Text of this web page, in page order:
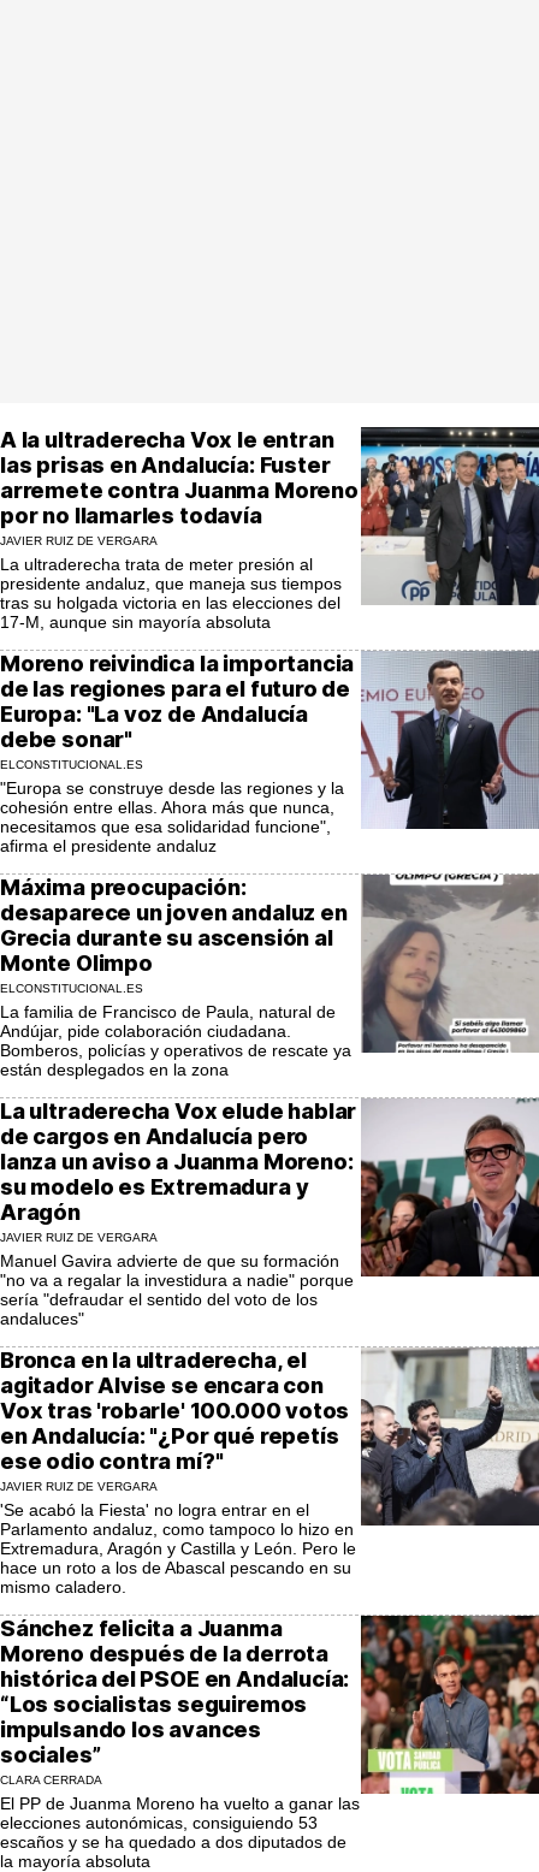
A la ultraderecha Vox le entran
las prisas en Andalucía: Fuster
arremete contra Juanma Moreno
por no llamarles todavía
JAVIER RUIZ DE VERGARA
La ultraderecha trata de meter presión al
presidente andaluz, que maneja sus tiempos
tras su holgada victoria en las elecciones del
17-M, aunque sin mayoría absoluta
Moreno reivindica la importancia
de las regiones para el futuro de
Europa: "La voz de Andalucía
debe sonar"
ELCONSTITUCIONAL.ES
"Europa se construye desde las regiones y la
cohesión entre ellas. Ahora más que nunca,
necesitamos que esa solidaridad funcione",
afirma el presidente andaluz
Máxima preocupación:
desaparece un joven andaluz en
Grecia durante su ascensión al
Monte Olimpo
ELCONSTITUCIONAL.ES
La familia de Francisco de Paula, natural de
Andújar, pide colaboración ciudadana.
Bomberos, policías y operativos de rescate ya
están desplegados en la zona
La ultraderecha Vox elude hablar
de cargos en Andalucía pero
lanza un aviso a Juanma Moreno:
su modelo es Extremadura y
Aragón
JAVIER RUIZ DE VERGARA
Manuel Gavira advierte de que su formación
"no va a regalar la investidura a nadie" porque
sería "defraudar el sentido del voto de los
andaluces"
Bronca en la ultraderecha, el
agitador Alvise se encara con
Vox tras 'robarle' 100.000 votos
en Andalucía: "¿Por qué repetís
ese odio contra mí?"
JAVIER RUIZ DE VERGARA
'Se acabó la Fiesta' no logra entrar en el
Parlamento andaluz, como tampoco lo hizo en
Extremadura, Aragón y Castilla y León. Pero le
hace un roto a los de Abascal pescando en su
mismo caladero.
Sánchez felicita a Juanma
Moreno después de la derrota
histórica del PSOE en Andalucía:
“Los socialistas seguiremos
impulsando los avances
sociales”
CLARA CERRADA
El PP de Juanma Moreno ha vuelto a ganar las
elecciones autonómicas, consiguiendo 53
escaños y se ha quedado a dos diputados de
la mayoría absoluta